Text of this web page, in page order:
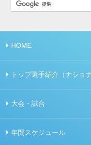
HOME
トップ選手紹介（ナショ
大会・試合
年間スケジュール